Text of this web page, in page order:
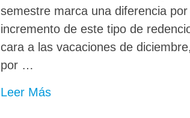
semestre marca una diferencia por
incremento de este tipo de
cara a las vacaciones de
por …
Leer Más